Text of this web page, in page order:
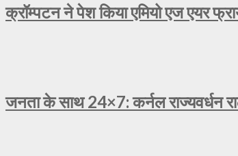
क्रॉम्पटन ने पेश किया एमियो एज एयर
जनता के साथ 24×7: कर्नल राज्यवर्धन